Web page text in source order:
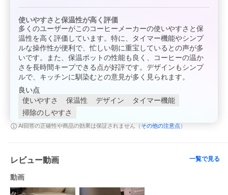
使いやすさと保温性が高く評価
多くのユーザーがこのコーヒーメーカーの使いやすさと保
温性を高く評価しています。特に、タイマー機能やシンプ
ルな操作性が便利で、忙しい朝に重宝しているとの声が多
いです。また、保温ポットの性能も良く、コーヒーの温か
さを長時間キープできる点が好評です。デザインもシンプ
ルで、キッチンに馴染むとの意見が多く見られます。
良い点
使いやすさ
保温性 デザイン
タイマー機能
掃除のしやすさ
AI回答の正確性や商品の効果は保証されません（ その他の注意点 ）
レビュー動画 一覧で見る
動画